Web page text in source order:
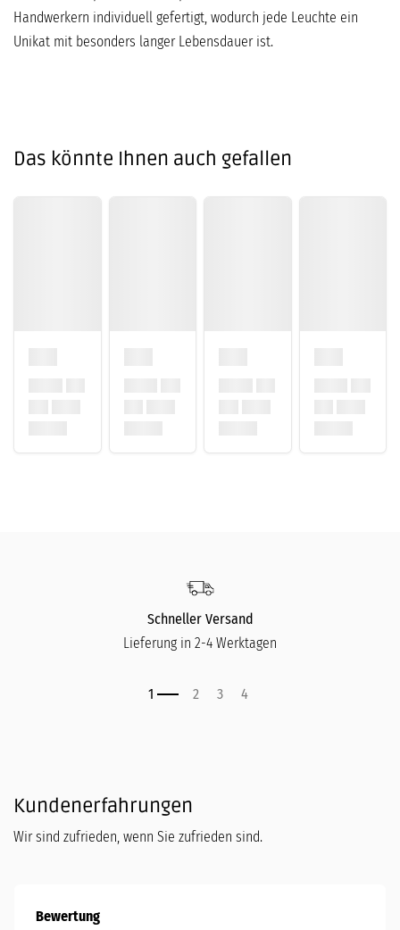
Handwerkern individuell gefertigt, wodurch jede Leuchte ein
Unikat mit besonders langer Lebensdauer ist.
Das könnte Ihnen auch gefallen
Schneller Versand
Lieferung in 2-4 Werktagen
Kundenerfahrungen
Wir sind zufrieden, wenn Sie zufrieden sind.
Bewertung